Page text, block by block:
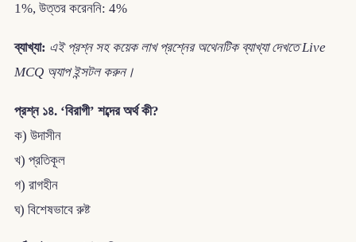
1%, উত্তর করেননি: 4%
ব্যাখ্যা: এই প্রশ্ন সহ কয়েক লাখ প্রশ্নের অথেনটিক ব্যাখ্যা দেখতে Live
MCQ অ্যাপ ইন্সটল করুন।
প্রশ্ন ১৪. ‘বিরাগী’ শব্দের অর্থ কী?
ক) উদাসীন
খ) প্রতিকূল
গ) রাগহীন
ঘ) বিশেষভাবে রুষ্ট